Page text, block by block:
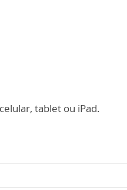
tablet ou iPad.